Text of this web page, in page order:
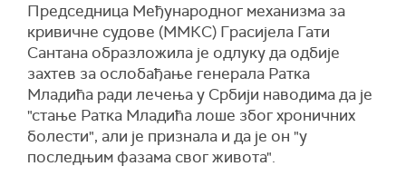
Председница Међународног механизма за
кривичне судове (ММКС) Грасијела Гати
Сантана образложила је одлуку да одбије
захтев за ослобађање генерала Ратка
Младића ради лечења у Србији наводима да је
"стање Ратка Младића лоше због хроничних
болести", али је признала и да је он "у
последњим фазама свог живота".